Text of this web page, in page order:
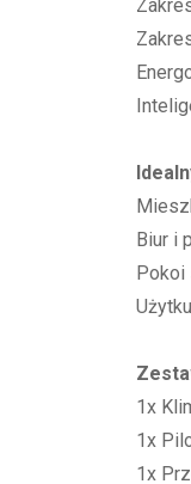
Biur i
Pokoi
1x
1x
1x